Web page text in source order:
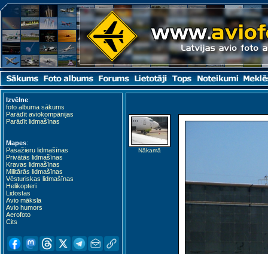
Izvēlne:
foto albuma sākums
Parādīt aviokompānijas
Parādīt lidmašīnas
Mapes:
Pasažieru lidmašīnas
Privātās lidmašīnas
Kravas lidmašīnas
Militārās lidmašīnas
Vēsturiskas lidmašīnas
Helikopteri
Lidostas
Avio māksla
Avio humors
Aerofoto
Cits
Nākamā